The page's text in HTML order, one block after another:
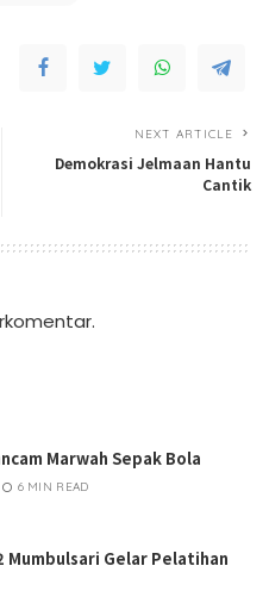
NEXT ARTICLE
Demokrasi Jelmaan Hantu
Cantik
Marwah Sepak Bola
6 MIN READ
Mumbulsari Gelar Pelatihan